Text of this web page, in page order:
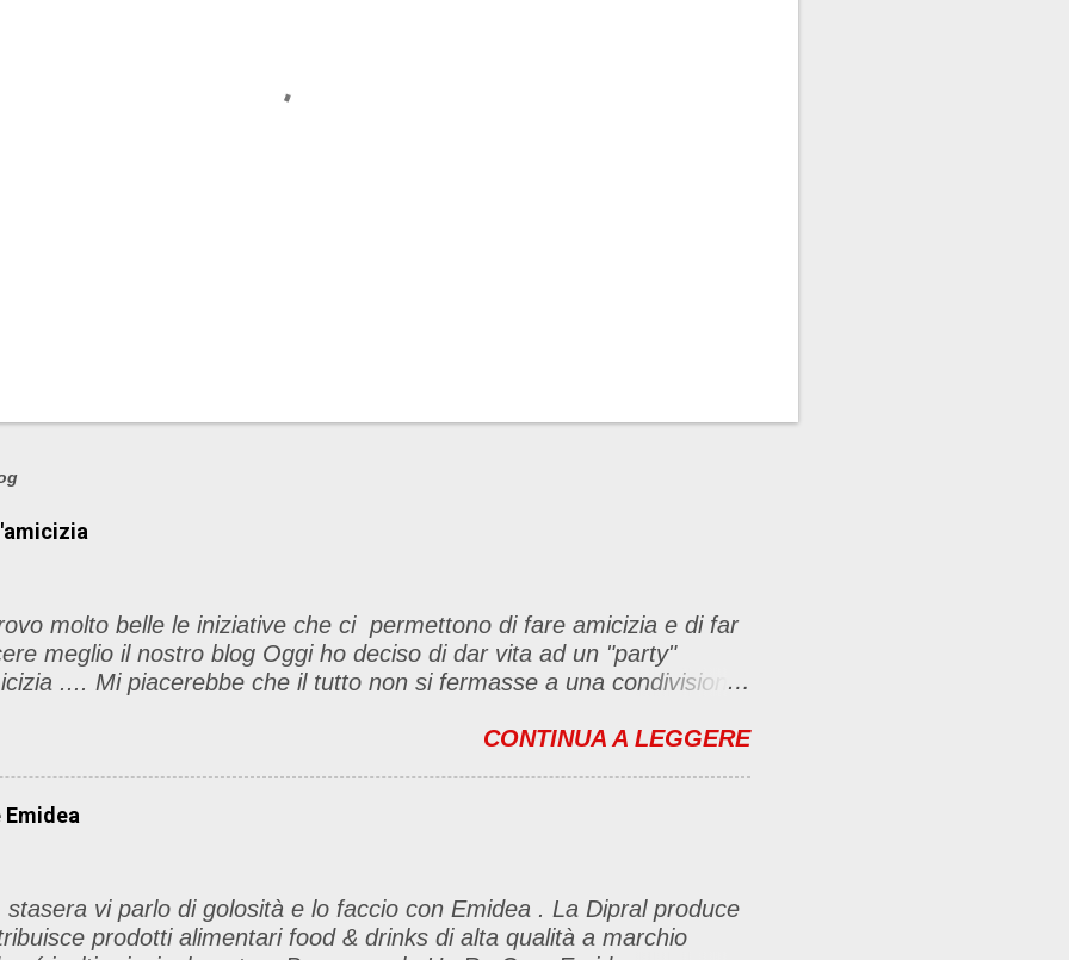
molto belle le iniziative che ci permettono di fare amicizia e di far
meglio il nostro blog Oggi ho deciso di dar vita ad un "party"
.... Mi piacerebbe che il tutto non si fermasse a una condivisione
per l'iniziativa. Se avete il tempo bene, altrimenti no problem. :D
2013/08/il-mio-primo-party-
lista) 4) Diventare follower di tre blog della lista e lasciare un
5) Condividere questa iniziativa sul vs blog (se riuscite) Questo
CONTINUA A LEGGERE
stasera vi parlo di golosità e lo faccio con Emidea . La Dipral produce
prodotti alimentari food & drinks di alta qualità a marchio